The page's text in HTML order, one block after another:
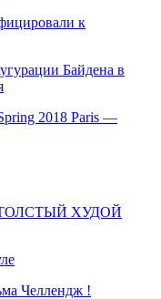
к
Байдена в
2018 Paris —
ХУДОЙ
Челлендж !